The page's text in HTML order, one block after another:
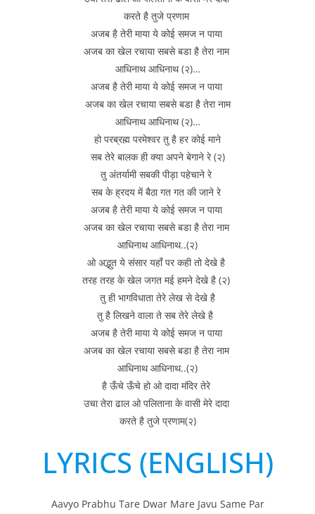
करते है तुजे प्रणाम
अजब है तेरी माया ये कोई समज न पाया
अजब का खेल रचाया सबसे बडा है तेरा नाम
आधिनाथ आधिनाथ (२)…
अजब है तेरी माया ये कोई समज न पाया
अजब का खेल रचाया सबसे बडा है तेरा नाम
आधिनाथ आधिनाथ (२)…
हो परब्रह्म परमेश्वर तु है हर कोई माने
सब तेरे बालक ही क्या अपने बेगाने रे (२)
तु अंतर्यामी सबकी पीड़ा पहेचाने रे
सब के ह्रदय में बैठा गत गत की जाने रे
अजब है तेरी माया ये कोई समज न पाया
अजब का खेल रचाया सबसे बडा है तेरा नाम
आधिनाथ आधिनाथ..(२)
ओ अद्भुत ये संसार यहाँ पर कही तो देखे है
तरह तरह के खेल जगत मई हमने देखे है (२)
तु ही भागविधाता तेरे लेख से देखे है
तु है लिखने वाला ते सब तेरे लेखे है
अजब है तेरी माया ये कोई समज न पाया
अजब का खेल रचाया सबसे बडा है तेरा नाम
आधिनाथ आधिनाथ..(२)
है ऊँचे ऊँचे हो ओ दादा मंदिर तेरे
उचा तेरा ढाल ओ पलिताना के वासी मेरे दादा
करते है तुजे प्रणाम(२)
LYRICS (ENGLISH)
Aavyo Prabhu Tare Dwar Mare Javu Same Par